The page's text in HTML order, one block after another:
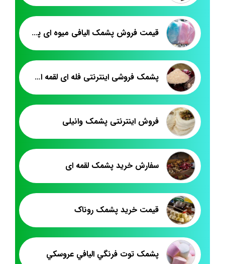
قیمت فروش پشمک الیافی میوه ای پت ۵۰۰ گرم
پشمک فروشی اینترنتی فله ای لقمه ای در ایران
فروش اینترنتی پشمک وانیلی
سفارش خرید پشمک لقمه ای
قیمت خرید پشمک روناک
پشمک توت فرنگي اليافي عروسکي